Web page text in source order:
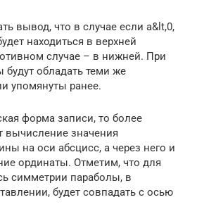
вывод, что в случае если а&lt,0,
находиться в верхней
случае – в нижней. При
будут обладать теми же
упомянуты ранее.
форма записи, то более
вычисление значения
на оси абсцисс, а через него и
ординаты. Отметим, что для
симметрии параболы, в
будет совпадать с осью